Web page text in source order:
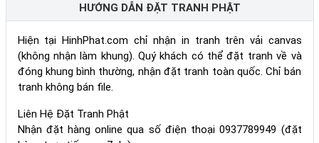
HƯỚNG DẪN ĐẶT TRANH PHẬT
Hiện tại HinhPhat.com chỉ nhận in tranh trên vải canvas
(không nhận làm khung). Quý khách có thể đặt tranh về và
đóng khung bình thường, nhận đặt tranh toàn quốc. Chỉ bán
tranh không bán file.
Liên Hệ Đặt Tranh Phật
Nhận đặt hàng online qua số điện thoại 0937789949 (đặt